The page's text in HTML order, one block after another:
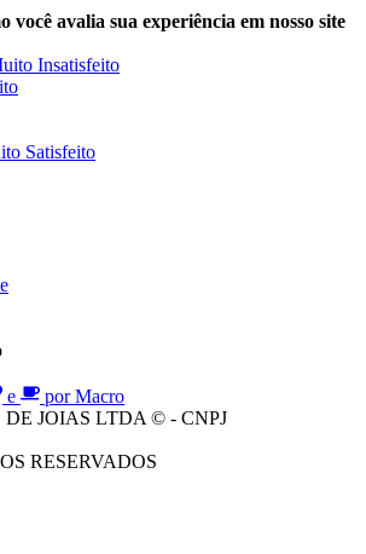
você avalia sua experiência em nosso site
Insatisfeito
Satisfeito
e
por Macro
JOIAS LTDA © - CNPJ
RESERVADOS